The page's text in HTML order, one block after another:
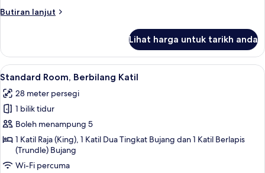
Raja
Butiran lanjut
Butiran
Room,
Katil
(King)
Lihat harga untuk tarikh anda
Lihat
semua
foto
untuk
Standard
Room,
Berbilang
Katil
Standard Room, Berbilang Katil |
9
Standard Room, Berbilang Katil
28 meter persegi
1 bilik tidur
Boleh menampung 5
1 Katil Raja (King), 1 Katil Dua Tingkat Bujang dan 1 Katil Berlapis
(Trundle) Bujang
Wi-Fi percuma